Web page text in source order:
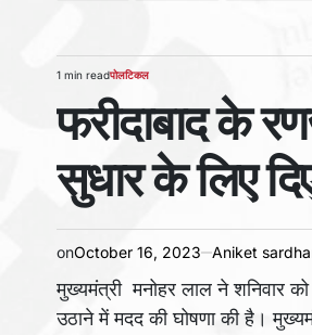
Estimated
time
1 min readPOSTED
IN
पोलटिकल
फरीदाबाद के
सुधार के लिए
onOctober 16, 2023 Aniket
मुख्यमंत्री मनोहर लाल ने शनिवार
उठाने में मदद की घोषणा की है।